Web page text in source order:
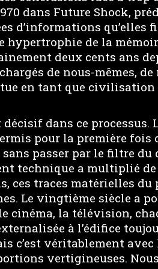
dans Future Shock,
d’informations qu’elles
hypertrophie de la
deux cents ans
de nous-mêmes, de
en tant que civilisation
dans ce processus.
pour la première fois
passer par le filtre du
technique a multiplié
ces traces matérielles du
Le vingtième siècle a
cinéma, la télévision,
à l’édifice
c’est véritablement
vertigineuses.